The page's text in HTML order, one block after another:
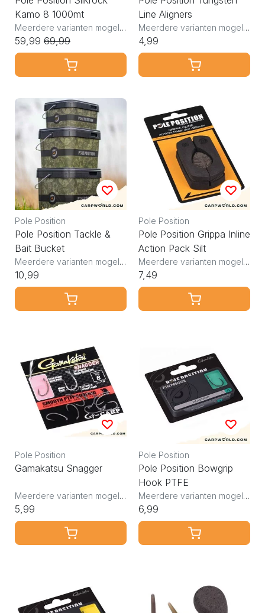
Kamo 8 1000mt
Meerdere varianten mogelijk
59,99 69,99
Line Aligners
Meerdere varianten mogelijk
4,99
Pole Position
Pole Position Tackle &
Bait Bucket
Meerdere varianten mogelijk
10,99
Pole Position
Pole Position Grippa Inline
Action Pack Silt
Meerdere varianten mogelijk
7,49
Pole Position
Gamakatsu Snagger
Meerdere varianten mogelijk
5,99
Pole Position
Pole Position Bowgrip
Hook PTFE
Meerdere varianten mogelijk
6,99